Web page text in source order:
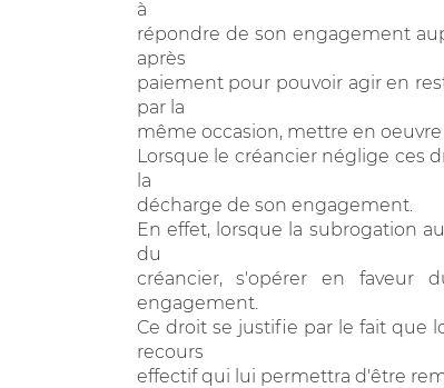
à
répondre de son engagement
après
paiement pour pouvoir agir en
par la
même occasion, mettre en
Lorsque le créancier néglige ces
la
décharge de son engagement.
En effet, lorsque la subrogation
du
créancier, s'opérer en faveur
engagement.
Ce droit se justifie par le fait que
recours
effectif qui lui permettra d'être